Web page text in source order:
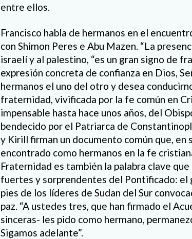
entre ellos.
Francisco habla de hermanos en el
con Shimon Peres e Abu Mazen. “La
israelí y al palestino, “es un gran signo de
expresión concreta de confianza en Dios,
hermanos el uno del otro y desea
fraternidad, vivificada por la fe común en
impensable hasta hace unos años, del
bendecido por el Patriarca de
y Kirill firman un documento común que, en
encontrado como hermanos en la fe
Fraternidad es también la palabra clave
fuertes y sorprendentes del Pontificado: el
pies de los líderes de Sudan del Sur
paz. “A ustedes tres, que han firmado el
sinceras- les pido como hermano,
Sigamos adelante”.